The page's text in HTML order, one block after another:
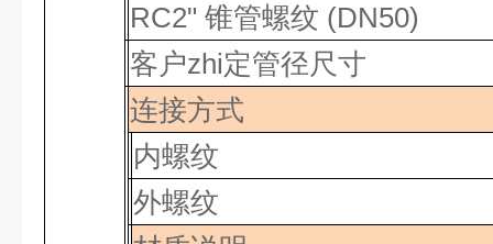
RC2" 锥管螺纹 (DN50)
客户zhi定管径尺寸
连接方式
内螺纹
外螺纹